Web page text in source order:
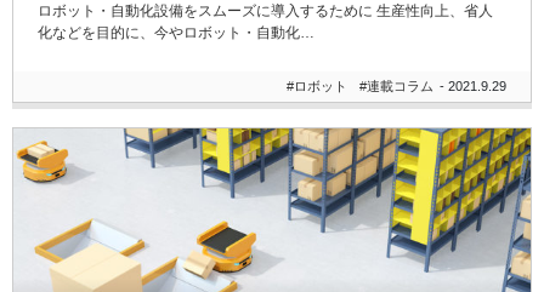
ロボット・自動化設備をスムーズに導入するために 生産性向上、省人
化などを目的に、今やロボット・自動化…
#ロボット #連載コラム - 2021.9.29